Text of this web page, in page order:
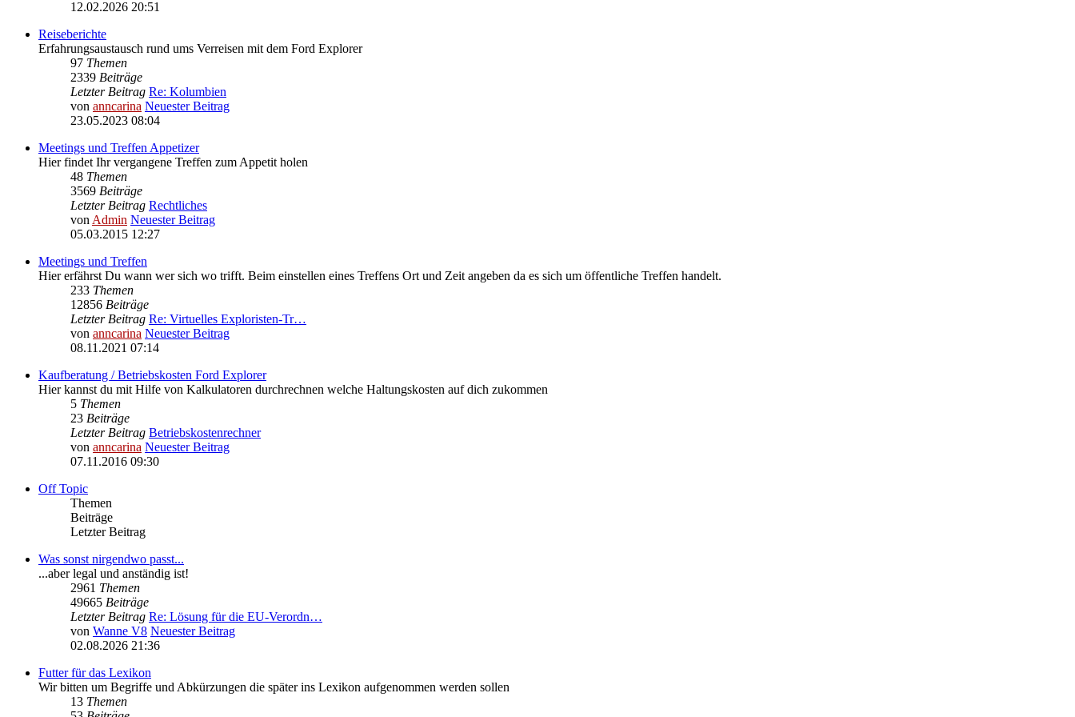
12.02.2026 20:51
Reiseberichte
Erfahrungsaustausch rund ums Verreisen mit dem Ford Explorer
97 Themen
2339 Beiträge
Letzter Beitrag Re: Kolumbien
von anncarina Neuester Beitrag
23.05.2023 08:04
Meetings und Treffen Appetizer
Hier findet Ihr vergangene Treffen zum Appetit holen
48 Themen
3569 Beiträge
Letzter Beitrag Rechtliches
vonAdmin Neuester Beitrag
05.03.2015 12:27
Meetings und Treffen
Hier erfährst Du wann wer sich wo trifft. Beim einstellen eines Treffens Ort und Zeit angeben da es sich um öffentliche Treffen handelt.
233 Themen
12856 Beiträge
Letzter Beitrag Re: Virtuelles Exploristen-Tr…
von anncarina Neuester Beitrag
08.11.2021 07:14
Kaufberatung / Betriebskosten Ford Explorer
Hier kannst du mit Hilfe von Kalkulatoren durchrechnen welche Haltungskosten auf dich zukommen
5 Themen
23 Beiträge
Letzter Beitrag Betriebskostenrechner
von anncarina Neuester Beitrag
07.11.2016 09:30
Off Topic
Themen
Beiträge
Letzter Beitrag
Was sonst nirgendwo passt...
...aber legal und anständig ist!
2961 Themen
49665 Beiträge
Letzter Beitrag Re: Lösung für die EU‑Verordn…
von Wanne V8 Neuester Beitrag
02.08.2026 21:36
Futter für das Lexikon
Wir bitten um Begriffe und Abkürzungen die später ins Lexikon aufgenommen werden sollen
13 Themen